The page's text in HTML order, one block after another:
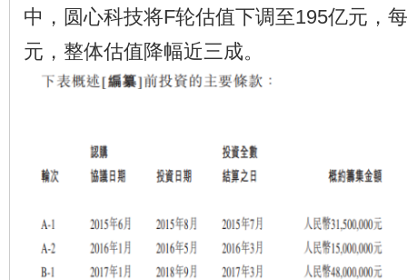
中，圆心科技将F轮估值下调至195亿元，
元，整体估值降幅近三成。